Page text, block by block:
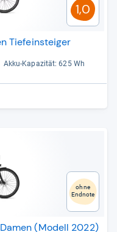
1,0
Tiefeinsteiger
Akku-​Kapa­zi­tät: 625 Wh
ohne
Endnote
(Modell 2022)